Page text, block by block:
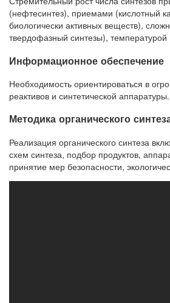
(нефтесинтез), приемами (кислотный
биологически активных веществ),
твердофазный синтезы), температурой
Информационное обеспечение
Необходимость ориентироваться в
реактивов и синтетической аппаратуры.
Методика органического
Реализация органического синтеза
схем синтеза, подбор продуктов,
принятие мер безопасности,